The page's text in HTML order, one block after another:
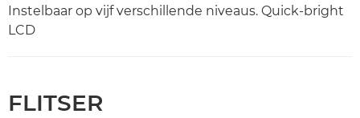
Instelbaar op vijf verschillende niveaus. Quick-bright
LCD
FLITSER